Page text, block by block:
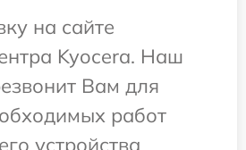
на сайте
Kyocera. Наш
Вам для
работ
устройства